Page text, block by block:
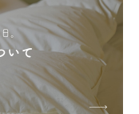
。
いて